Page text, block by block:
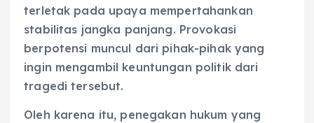
terletak pada upaya mempertahankan
stabilitas jangka panjang. Provokasi
berpotensi muncul dari pihak-pihak yang
ingin mengambil keuntungan politik dari
tragedi tersebut.
Oleh karena itu, penegakan hukum yang